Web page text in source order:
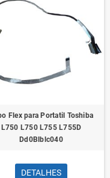
Flex para Portatil Toshiba
L750 L750 L755 L755D
Dd0Blblc040
DETALHES